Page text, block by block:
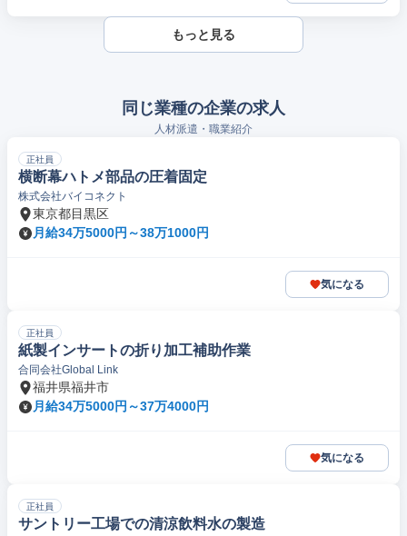
もっと見る
同じ業種の企業の求人
人材派遣・職業紹介
正社員
横断幕ハトメ部品の圧着固定
株式会社バイコネクト
東京都目黒区
月給34万5000円～38万1000円
気になる
正社員
紙製インサートの折り加工補助作業
合同会社Global Link
福井県福井市
月給34万5000円～37万4000円
気になる
正社員
サントリー工場での清涼飲料水の製造